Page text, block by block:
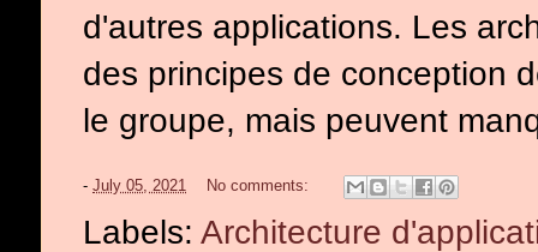
d'autres applications. Les
des principes de conception
le groupe, mais peuvent
- July 05, 2021 No comments:
Labels: Architecture